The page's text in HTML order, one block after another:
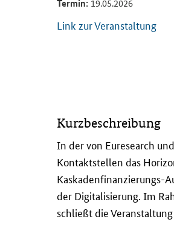
Termin: 19.05.2026
Link zur Veranstaltung
n
d
e
r
v
Kurzbeschreibung
In der von Euresearch und
Kontaktstellen das
Kaskadenfinanzierungs-
der Digitalisierung. Im
schließt die